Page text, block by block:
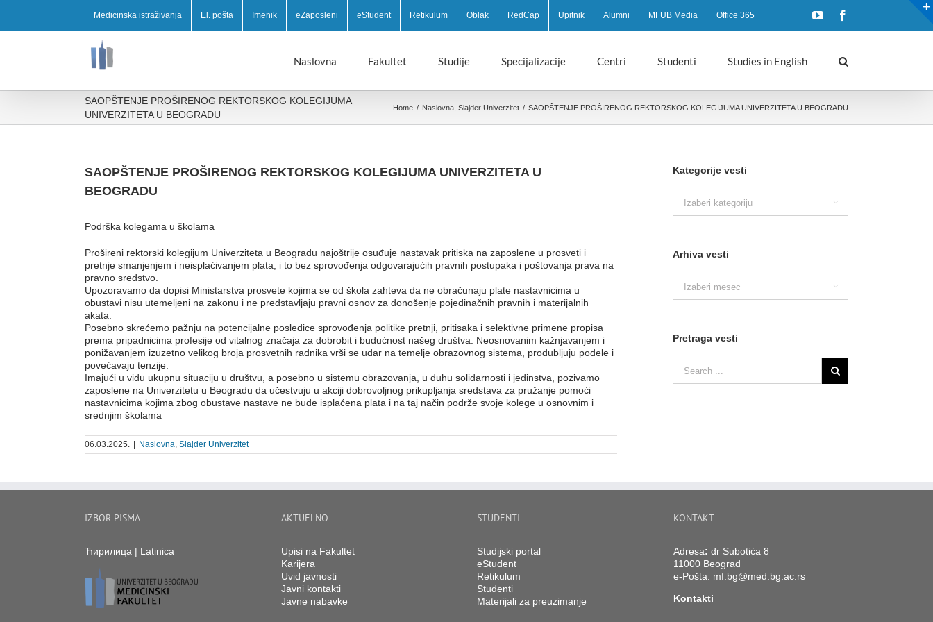
Medicinska istraživanja El. pošta Imenik eZaposleni eStudent Retikulum Oblak RedCap Upitnik Alumni MFUB Media Office 365 YouTube
Naslovna Fakultet Studije Specijalizacije Centri Studenti Studies in English
SAOPŠTENJE PROŠIRENOG REKTORSKOG KOLEGIJUMA
UNIVERZITETA U BEOGRADU
Home / Naslovna Slajder Univerzitet / SAOPŠTENJE PROŠIRENOG REKTORSKOG KOLEGIJUMA UNIVERZITETA U BEOGRADU
SAOPŠTENJE PROŠIRENOG REKTORSKOG KOLEGIJUMA UNIVERZITETA U
BEOGRADU
Podrška kolegama u školama
Prošireni rektorski kolegijum Univerziteta u Beogradu najoštrije osuđuje nastavak pritiska na zaposlene u prosveti i
pretnje smanjenjem i neisplaćivanjem plata, i to bez sprovođenja odgovarajućih pravnih postupaka i poštovanja prava na
pravno sredstvo.
Upozoravamo da dopisi Ministarstva prosvete kojima se od škola zahteva da ne obračunaju plate nastavnicima u
obustavi nisu utemeljeni na zakonu i ne predstavljaju pravni osnov za donošenje pojedinačnih pravnih i materijalnih
akata.
Posebno skrećemo pažnju na potencijalne posledice sprovođenja politike pretnji, pritisaka i selektivne primene propisa
prema pripadnicima profesije od vitalnog značaja za dobrobit i budućnost našeg društva. Neosnovanim kažnjavanjem i
ponižavanjem izuzetno velikog broja prosvetnih radnika vrši se udar na temelje obrazovnog sistema, produbljuju podele i
povećavaju tenzije.
Imajući u vidu ukupnu situaciju u društvu, a posebno u sistemu obrazovanja, u duhu solidarnosti i jedinstva, pozivamo
zaposlene na Univerzitetu u Beogradu da učestvuju u akciji dobrovoljnog prikupljanja sredstava za pružanje pomoći
nastavnicima kojima zbog obustave nastave ne bude isplaćena plata i na taj način podrže svoje kolege u osnovnim i
srednjim školama
06.03.2025. Naslovna, Slajder Univerzitet
Kategorije vesti
vesti

Arhiva vesti
vesti

Pretraga vesti
IZBOR PISMA
Ћирилица | Latinica
AKTUELNO
Upisi na Fakultet
Karijera
Uvid javnosti
Javni kontakti
Javne nabavke
STUDENTI
Studijski portal
eStudent
Retikulum
Studenti
Materijali za preuzimanje
KONTAKT
Adresa: dr Subotića 8
11000 Beograd
e-Pošta: mf.bg@med.bg.ac.rs
Kontakti